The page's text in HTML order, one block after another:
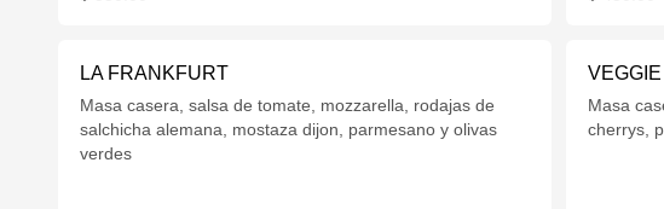
LA FRANKFURT
Masa casera, salsa de tomate, mozzarella, rodajas de
salchicha alemana, mostaza dijon, parmesano y olivas
verdes
Masa
cherrys,